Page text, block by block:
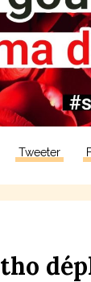
Tweeter
tho dép